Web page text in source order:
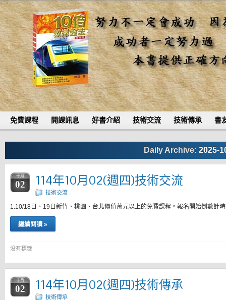
免費課程 開課訊息 好書介紹 技術交流 技術傳承 書
Daily Archive: 2025-
十月
02 114年10月02(週四)技術交流
技術交流
1.10/18日、19日新竹、桃園、台北價值萬元以上的免費課程。報名開始倒數計
繼續閱讀 »
没有標籤
十月
02 114年10月02(週四)技術傳承
技術傳承